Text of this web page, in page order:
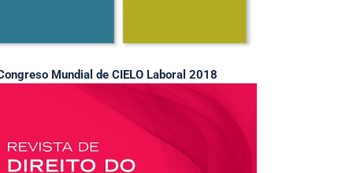
Mundial de CIELO Laboral 2018